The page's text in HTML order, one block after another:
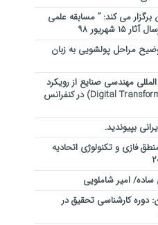
می کند: ” مسابقه علمی
شهریور ۹۸
مراحل پولشویی به زبان
مهندسی صنایع از رویکرد
تحول دیجیتال (Digital Transformation) در کنفرانس
بپیوندید.
فازی و تکنولوژی اتحادیه
ساده/ امیر شاملویی
دوره کارشناسی تحقیق در